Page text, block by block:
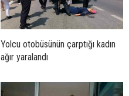
Yolcu otobüsünün çarptığı kadın
ağır yaralandı